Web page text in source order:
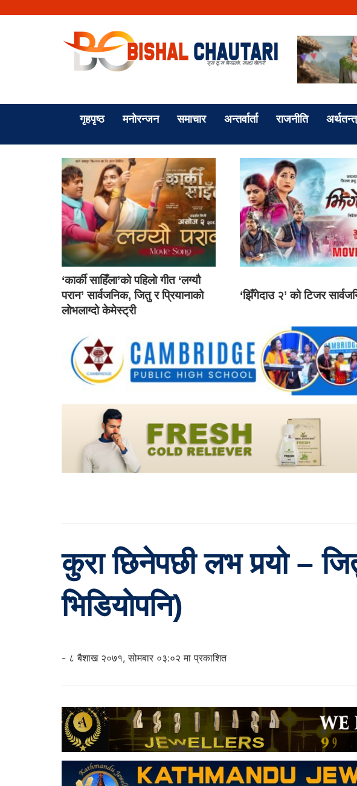
गृहपृष्ठ मनोरन्जन समाचार अन्तर्वार्ता राजनीति
‘कार्की साहिँला’को पहिलो गीत ‘लग्यौ
परान’ सार्वजनिक, जितु र प्रियानाको
लोभलाग्दो केमेस्ट्री
‘झिँगेदाउ २’ को टिजर
कुरा छिनेपछी लभ पर्‍यो –
भिडियोपनि)
- ८ बैशाख २०७१, सोमबार ०३:०२ मा प्रकाशित